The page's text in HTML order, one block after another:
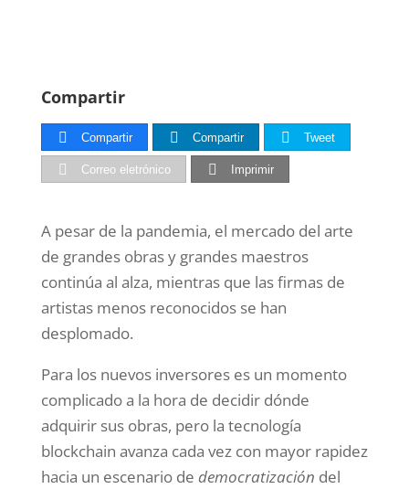
Compartir
Compartir Compartir Tweet
Correo eletrónico Imprimir
A pesar de la pandemia, el mercado del arte
de grandes obras y grandes maestros
continúa al alza, mientras que las firmas de
artistas menos reconocidos se han
desplomado.
Para los nuevos inversores es un momento
complicado a la hora de decidir dónde
adquirir sus obras, pero la tecnología
blockchain avanza cada vez con mayor rapidez
hacia un escenario de democratización del